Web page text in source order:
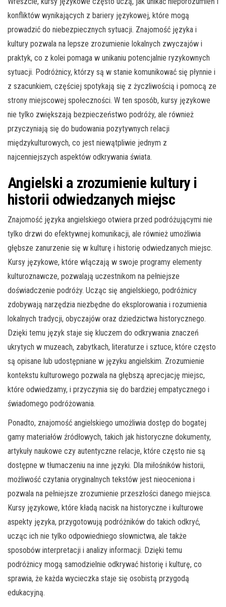
konfliktów wynikających z bariery językowej, które mogą
prowadzić do niebezpiecznych sytuacji. Znajomość języka i
kultury pozwala na lepsze zrozumienie lokalnych zwyczajów i
praktyk, co z kolei pomaga w unikaniu potencjalnie ryzykownych
sytuacji. Podróżnicy, którzy są w stanie komunikować się płynnie i
z szacunkiem, częściej spotykają się z życzliwością i pomocą ze
strony miejscowej społeczności. W ten sposób, kursy językowe
nie tylko zwiększają bezpieczeństwo podróży, ale również
przyczyniają się do budowania pozytywnych relacji
międzykulturowych, co jest niewątpliwie jednym z
najcenniejszych aspektów odkrywania świata.
Angielski a zrozumienie kultury i
historii odwiedzanych miejsc
Znajomość języka angielskiego otwiera przed podróżującymi nie
tylko drzwi do efektywnej komunikacji, ale również umożliwia
głębsze zanurzenie się w kulturę i historię odwiedzanych miejsc.
Kursy językowe, które włączają w swoje programy elementy
kulturoznawcze, pozwalają uczestnikom na pełniejsze
doświadczenie podróży. Ucząc się angielskiego, podróżnicy
zdobywają narzędzia niezbędne do eksplorowania i rozumienia
lokalnych tradycji, obyczajów oraz dziedzictwa historycznego.
Dzięki temu język staje się kluczem do odkrywania znaczeń
ukrytych w muzeach, zabytkach, literaturze i sztuce, które często
są opisane lub udostępniane w języku angielskim. Zrozumienie
kontekstu kulturowego pozwala na głębszą aprecjację miejsc,
które odwiedzamy, i przyczynia się do bardziej empatycznego i
świadomego podróżowania.
Ponadto, znajomość angielskiego umożliwia dostęp do bogatej
gamy materiałów źródłowych, takich jak historyczne dokumenty,
artykuły naukowe czy autentyczne relacje, które często nie są
dostępne w tłumaczeniu na inne języki. Dla miłośników historii,
możliwość czytania oryginalnych tekstów jest nieoceniona i
pozwala na pełniejsze zrozumienie przeszłości danego miejsca.
Kursy językowe, które kładą nacisk na historyczne i kulturowe
aspekty języka, przygotowują podróżników do takich odkryć,
ucząc ich nie tylko odpowiedniego słownictwa, ale także
sposobów interpretacji i analizy informacji. Dzięki temu
podróżnicy mogą samodzielnie odkrywać historię i kulturę, co
sprawia, że każda wycieczka staje się osobistą przygodą
edukacyjną.